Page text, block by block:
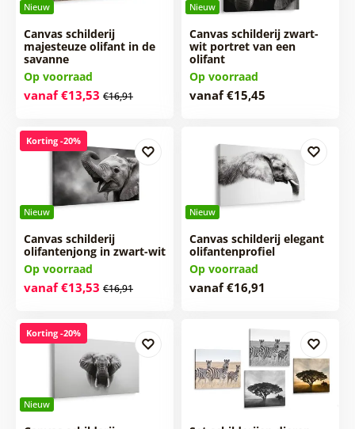
Nieuw
Canvas schilderij
majesteuze olifant in de
savanne
Op voorraad
vanaf €13,53 €16,91
Nieuw
Canvas schilderij zwart-
wit portret van een
olifant
Op voorraad
vanaf €15,45
Nieuw
Korting -20%
Canvas schilderij
olifantenjong in zwart-wit
Op voorraad
vanaf €13,53 €16,91
Nieuw
Canvas schilderij elegant
olifantenprofiel
Op voorraad
vanaf €16,91
Nieuw
Korting -20%